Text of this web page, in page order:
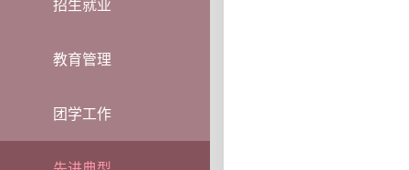
教育管理
团学工作